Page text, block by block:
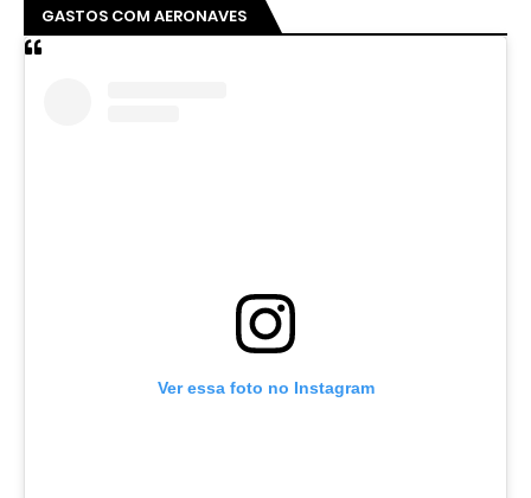
GASTOS COM AERONAVES
Ver essa foto no Instagram